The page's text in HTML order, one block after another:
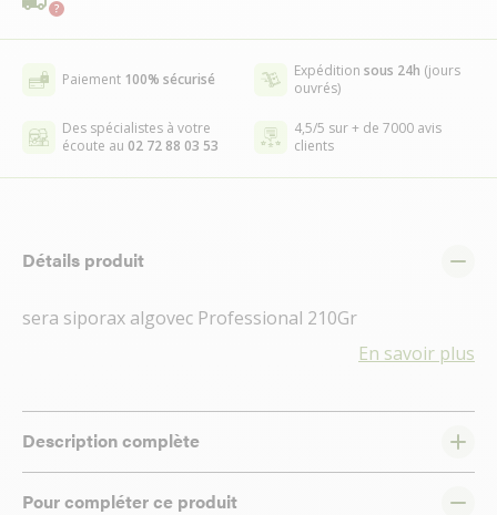
Paiement 100% sécurisé Expédition sous 24h (jours
ouvrés)
Des spécialistes à votre
écoute au 02 72 88 03 53
4,5/5 sur + de 7000 avis
clients
Détails produit
sera siporax algovec Professional 210Gr
En savoir plus
Description complète
Pour compléter ce produit